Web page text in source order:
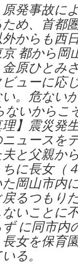
発事故に
め、首都
からも西
都から岡
原ひとみ
ューに応
。危ない
ないからこ
】震災発
ュースを
と父親か
に長女（
岡山市内
るつもり
いことに
に同市内
女を保育
る。